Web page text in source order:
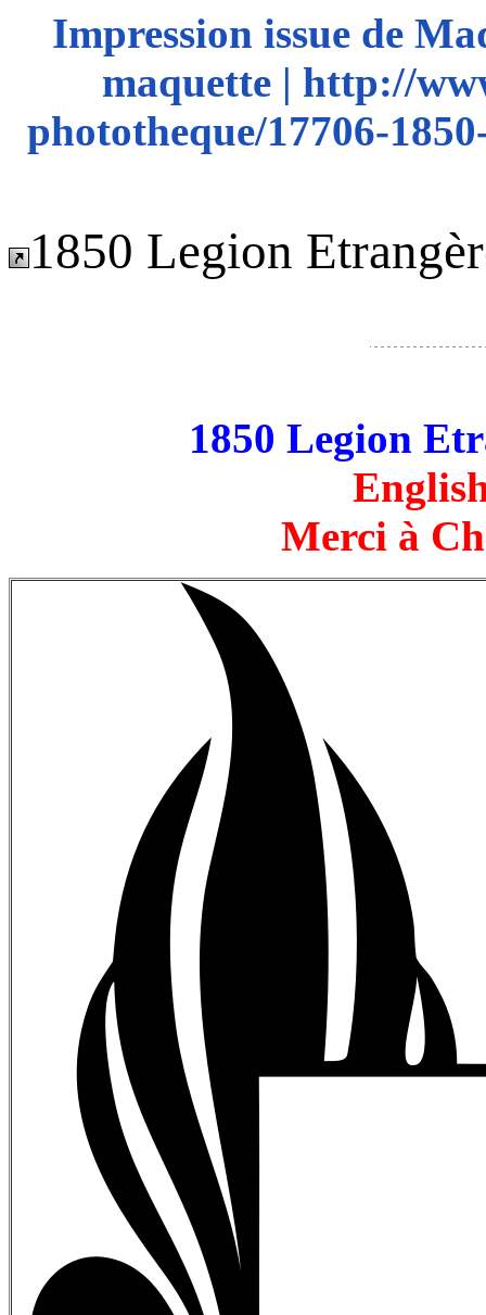
Impression issue de
maquette | http://
phototheque/17706-
1850 Legion
1850 Legion
Merci à